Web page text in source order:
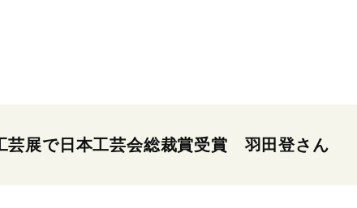
展で日本工芸会総裁賞受賞 羽田登さん